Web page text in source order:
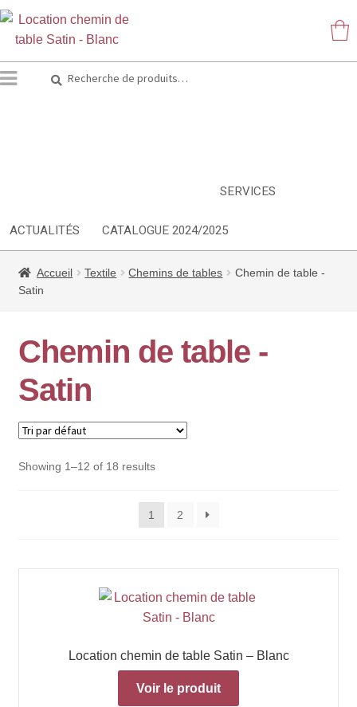
pour :
SERVICES
ACTUALITÉS CATALOGUE 2024/2025
Accueil Textile Chemins de tables
Chemin de table -
Satin
Chemin de table -
Satin
Showing 1–12 of 18 results
1 2
Location chemin de table Satin – Blanc
Voir le produit